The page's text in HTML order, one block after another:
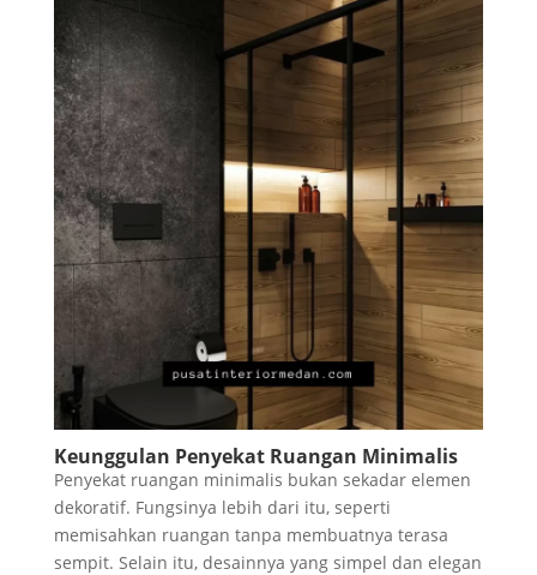
Keunggulan Penyekat Ruangan Minimalis
Penyekat ruangan minimalis bukan sekadar elemen
dekoratif. Fungsinya lebih dari itu, seperti
memisahkan ruangan tanpa membuatnya terasa
sempit. Selain itu, desainnya yang simpel dan elegan